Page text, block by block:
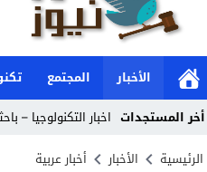
الأخبار المجتمع
أخر المستجدات اخبار التكنولوجيا –
Stop
الرئيسية الأخبار أخبار عربية